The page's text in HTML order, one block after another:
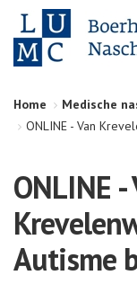
Home
Medische
ONLINE - Van
ONLINE -
Autisme